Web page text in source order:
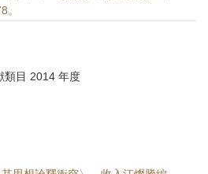
類目 2014 年度